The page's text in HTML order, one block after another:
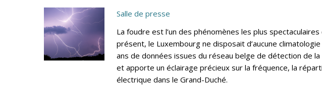
Salle de presse
La foudre est l’un des phénomènes les plus
présent, le Luxembourg ne disposait d’aucune
ans de données issues du réseau belge de détection de
et apporte un éclairage précieux sur la fréquence, la
électrique dans le Grand-Duché.